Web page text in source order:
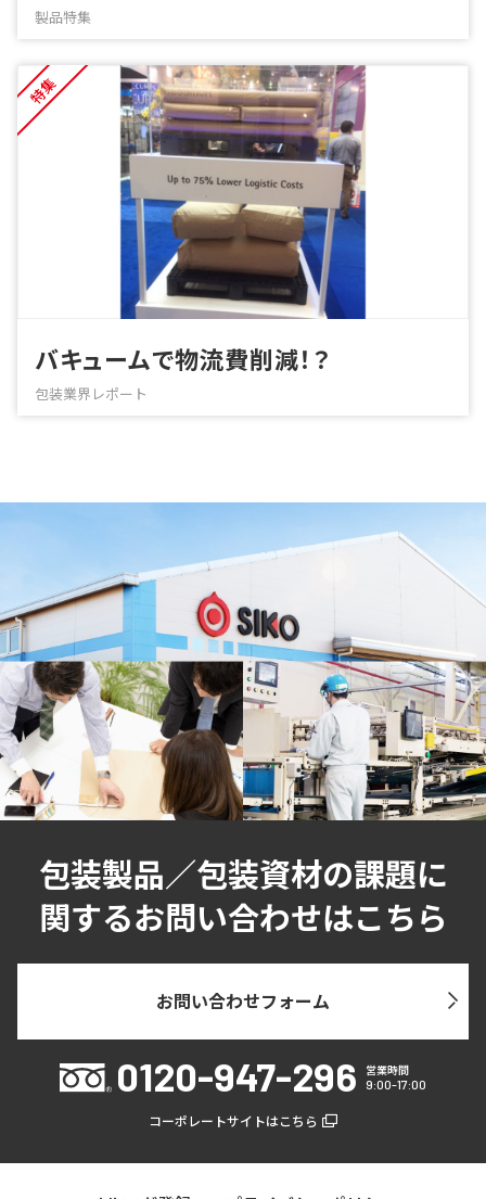
製品特集
特集
バキュームで物流費削減！？
包装業界レポート
包装製品／包装資材の課題に
関するお問い合わせはこちら
お問い合わせフォーム
0120-947-296 営業時間
9:00-17:00
コーポレートサイトはこちら